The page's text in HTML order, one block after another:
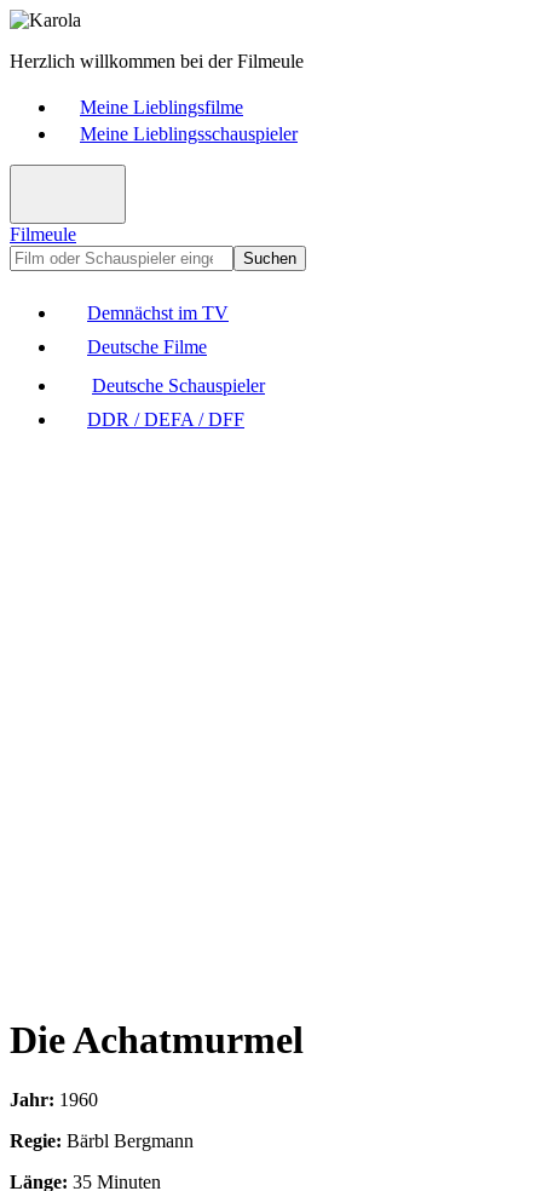
Herzlich willkommen bei der Filmeule
Meine Lieblingsfilme
Meine Lieblingsschauspieler
Filmeule
Suchen
Demnächst im TV
Deutsche Filme
Deutsche Schauspieler
DDR / DEFA / DFF
Die Achatmurmel
Jahr: 1960
Regie: Bärbl Bergmann
Länge: 35 Minuten